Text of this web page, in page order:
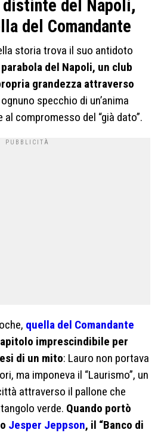
distinte del Napoli,
del Comandante
storia trova il suo antidoto
parabola del Napoli, un club
grandezza attraverso
ognuno specchio di un’anima
compromesso del “già dato”.
quella del Comandante
imprescindibile per
di un mito: Lauro non portava
ma imponeva il “Laurismo”, un
attraverso il pallone che
verde. Quando portò
Jesper Jeppson, il “Banco di